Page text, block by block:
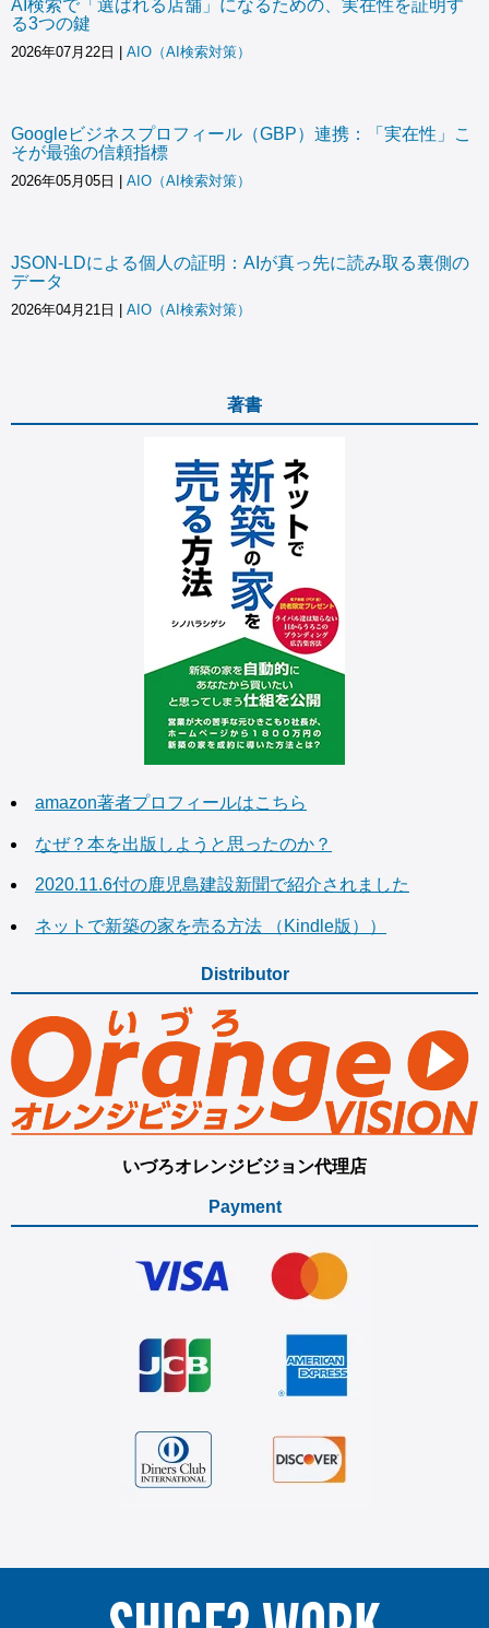
AI検索で「選ばれる店舗」になるための、実在性を証明す
る3つの鍵
2026年07月22日 AIO（AI検索対策）
Googleビジネスプロフィール（GBP）連携：「実在性」こ
そが最強の信頼指標
2026年05月05日 AIO（AI検索対策）
JSON-LDによる個人の証明：AIが真っ先に読み取る裏側の
データ
2026年04月21日 AIO（AI検索対策）
著書
amazon著者プロフィールはこちら
なぜ？本を出版しようと思ったのか？
2020.11.6付の鹿児島建設新聞で紹介されました
ネットで新築の家を売る方法 （Kindle版））
Distributor
いづろオレンジビジョン代理店
Payment